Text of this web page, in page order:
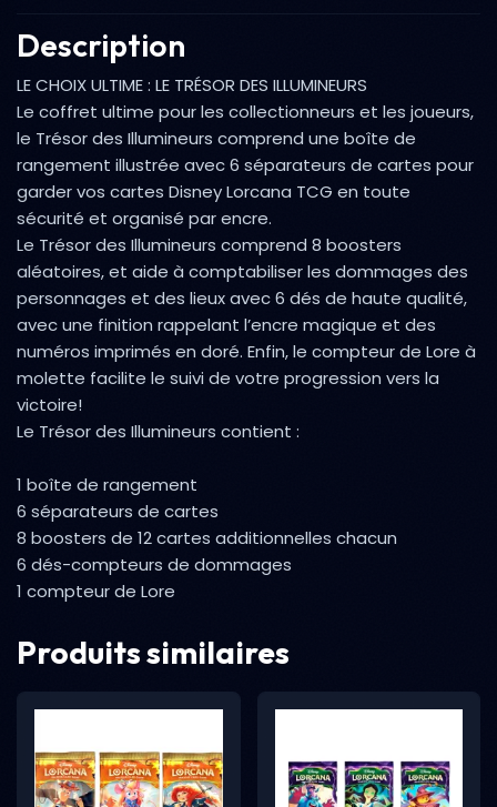
Description
LE CHOIX ULTIME : LE TRÉSOR DES ILLUMINEURS
Le coffret ultime pour les collectionneurs et les joueurs,
le Trésor des Illumineurs comprend une boîte de
rangement illustrée avec 6 séparateurs de cartes pour
garder vos cartes Disney Lorcana TCG en toute
sécurité et organisé par encre.
Le Trésor des Illumineurs comprend 8 boosters
aléatoires, et aide à comptabiliser les dommages des
personnages et des lieux avec 6 dés de haute qualité,
avec une finition rappelant l’encre magique et des
numéros imprimés en doré. Enfin, le compteur de Lore à
molette facilite le suivi de votre progression vers la
victoire!
Le Trésor des Illumineurs contient :
1 boîte de rangement
6 séparateurs de cartes
8 boosters de 12 cartes additionnelles chacun
6 dés-compteurs de dommages
1 compteur de Lore
Produits similaires